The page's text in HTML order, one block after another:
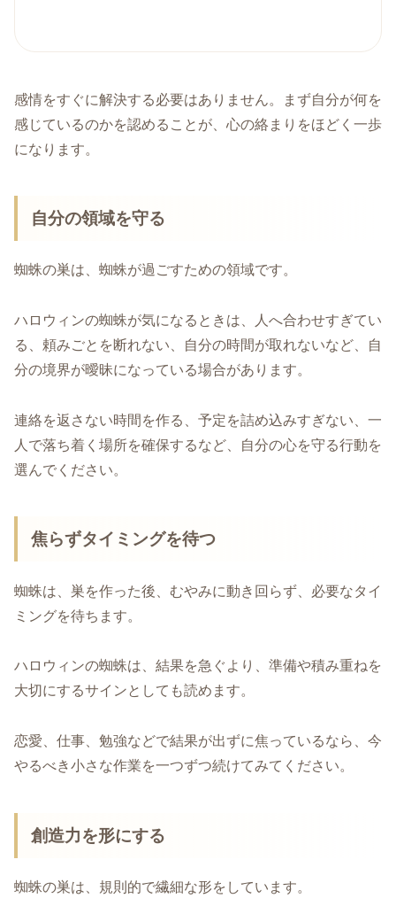
感情をすぐに解決する必要はありません。まず自分が何を
感じているのかを認めることが、心の絡まりをほどく一歩
になります。
自分の領域を守る
蜘蛛の巣は、蜘蛛が過ごすための領域です。
ハロウィンの蜘蛛が気になるときは、人へ合わせすぎてい
る、頼みごとを断れない、自分の時間が取れないなど、自
分の境界が曖昧になっている場合があります。
連絡を返さない時間を作る、予定を詰め込みすぎない、一
人で落ち着く場所を確保するなど、自分の心を守る行動を
選んでください。
焦らずタイミングを待つ
蜘蛛は、巣を作った後、むやみに動き回らず、必要なタイ
ミングを待ちます。
ハロウィンの蜘蛛は、結果を急ぐより、準備や積み重ねを
大切にするサインとしても読めます。
恋愛、仕事、勉強などで結果が出ずに焦っているなら、今
やるべき小さな作業を一つずつ続けてみてください。
創造力を形にする
蜘蛛の巣は、規則的で繊細な形をしています。